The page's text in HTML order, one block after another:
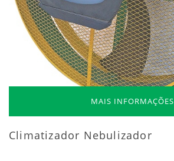
MAIS INFORMAÇÕES
Climatizador Nebulizador